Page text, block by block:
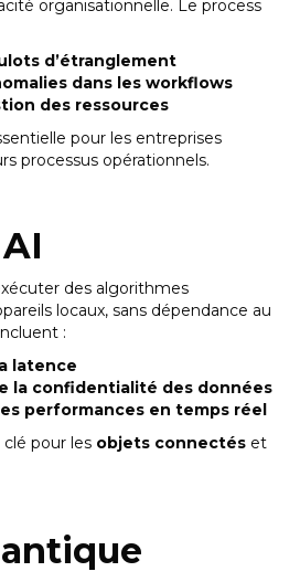
organisationnelle. Le process
d’étranglement
dans les workflows
des ressources
pour les entreprises
processus opérationnels.
des algorithmes
locaux, sans dépendance au
:
latence
la confidentialité des données
performances en temps réel
pour les objets connectés et